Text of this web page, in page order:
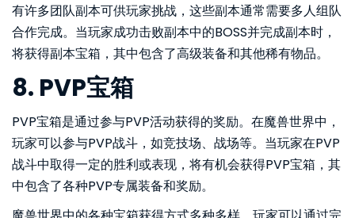
有许多团队副本可供玩家挑战，这些副本通常需要多人组队
合作完成。当玩家成功击败副本中的BOSS并完成副本时，
将获得副本宝箱，其中包含了高级装备和其他稀有物品。
8. PVP宝箱
PVP宝箱是通过参与PVP活动获得的奖励。在魔兽世界中，
玩家可以参与PVP战斗，如竞技场、战场等。当玩家在PVP
战斗中取得一定的胜利或表现，将有机会获得PVP宝箱，其
中包含了各种PVP专属装备和奖励。